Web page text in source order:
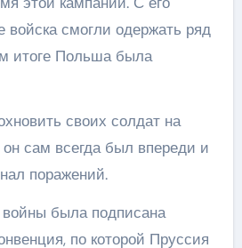
смогли одержать ряд
итоге Польша была
своих солдат на
сам всегда был впереди и
поражений.
войны была подписана
по которой Пруссия